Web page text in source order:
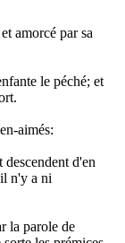
amorcé par sa
le péché; et
aimés:
d'en
n'y a ni
la parole de